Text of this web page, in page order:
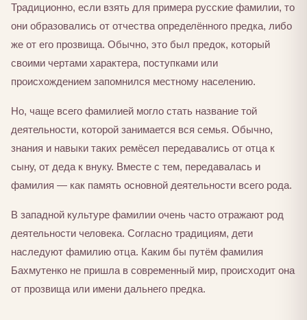
Традиционно, если взять для примера русские фамилии, то
они образовались от отчества определённого предка, либо
же от его прозвища. Обычно, это был предок, который
своими чертами характера, поступками или
происхождением запомнился местному населению.
Но, чаще всего фамилией могло стать название той
деятельности, которой занимается вся семья. Обычно,
знания и навыки таких ремёсел передавались от отца к
сыну, от деда к внуку. Вместе с тем, передавалась и
фамилия — как память основной деятельности всего рода.
В западной культуре фамилии очень часто отражают род
деятельности человека. Согласно традициям, дети
наследуют фамилию отца. Каким бы путём фамилия
Бахмутенко не пришла в современный мир, происходит она
от прозвища или имени дальнего предка.